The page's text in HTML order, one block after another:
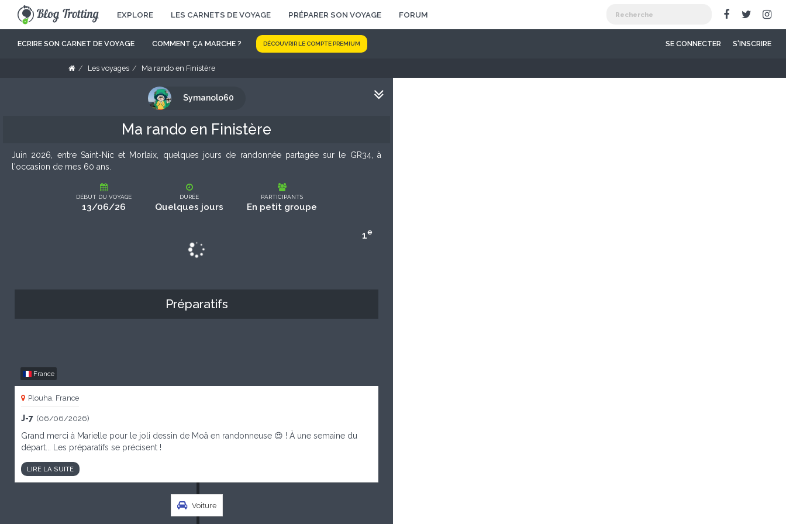
EXPLORE LES CARNETS DE VOYAGE PRÉPARER SON VOYAGE FORUM
ECRIRE SON CARNET DE VOYAGE COMMENT ÇA MARCHE ? DÉCOUVRIR LE COMPTE PREMIUM SE CONNECTER S'INSCRIRE
Les voyages Ma rando en Finistère
Symanolo60
Ma rando en Finistère
Juin 2026, entre Saint-Nic et Morlaix, quelques jours de randonnée partagée sur le GR34, à
l'occasion de mes 60 ans.
DÉBUT DU VOYAGE
13/06/26
DURÉE
Quelques jours
PARTICIPANTS
En petit groupe
Préparatifs
1e
France
Plouha, France
J-7 (06/06/2026)
Grand merci à Marielle pour le joli dessin de Moâ en randonneuse 😍 ! À une semaine du
départ... Les préparatifs se précisent !
LIRE LA SUITE
Voiture